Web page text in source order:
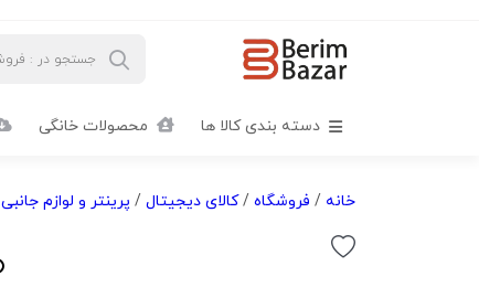
دسته بندی کالا ها محصولات خانگی
خانه / فروشگاه /کالای دیجیتال / پرینتر و لوازم جانبی